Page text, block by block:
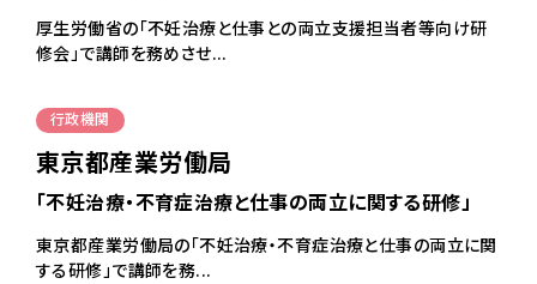
厚生労働省の「不妊治療と仕事との両立支援担当者等向け研
修会」で講師を務めさせ...
行政機関
東京都産業労働局
「不妊治療・不育症治療と仕事の両立に関する研修」
東京都産業労働局の「不妊治療・不育症治療と仕事の両立に関
する研修」で講師を務...